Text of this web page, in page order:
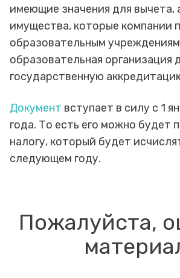
имеющие значения для вычета,
имущества, которые компании
образовательным
образовательная организация
государственную
Документ вступает в силу с 1
года. То есть его можно будет
налогу, который будет
следующем году.
Пожалуйста,